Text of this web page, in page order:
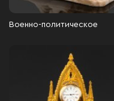
Военно-политическое